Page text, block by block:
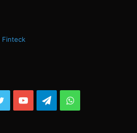
Finteck
TwitterYouTubeTelegramWhatsApp